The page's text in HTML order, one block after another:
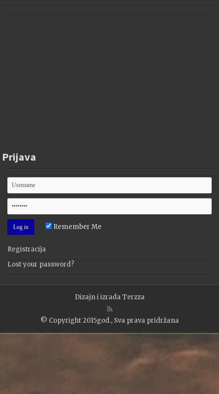
Prijava
Remember Me
Registracija
Lost your password?
Dizajn i izradaTerzza
© Copyright 2015god., Sva prava pridržana